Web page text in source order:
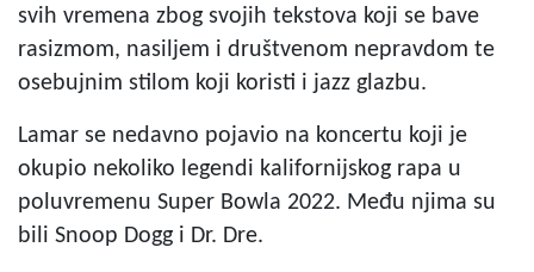
svih vremena zbog svojih tekstova koji se bave
rasizmom, nasiljem i društvenom nepravdom te
osebujnim stilom koji koristi i jazz glazbu.
Lamar se nedavno pojavio na koncertu koji je
okupio nekoliko legendi kalifornijskog rapa u
poluvremenu Super Bowla 2022. Među njima su
bili Snoop Dogg i Dr. Dre.